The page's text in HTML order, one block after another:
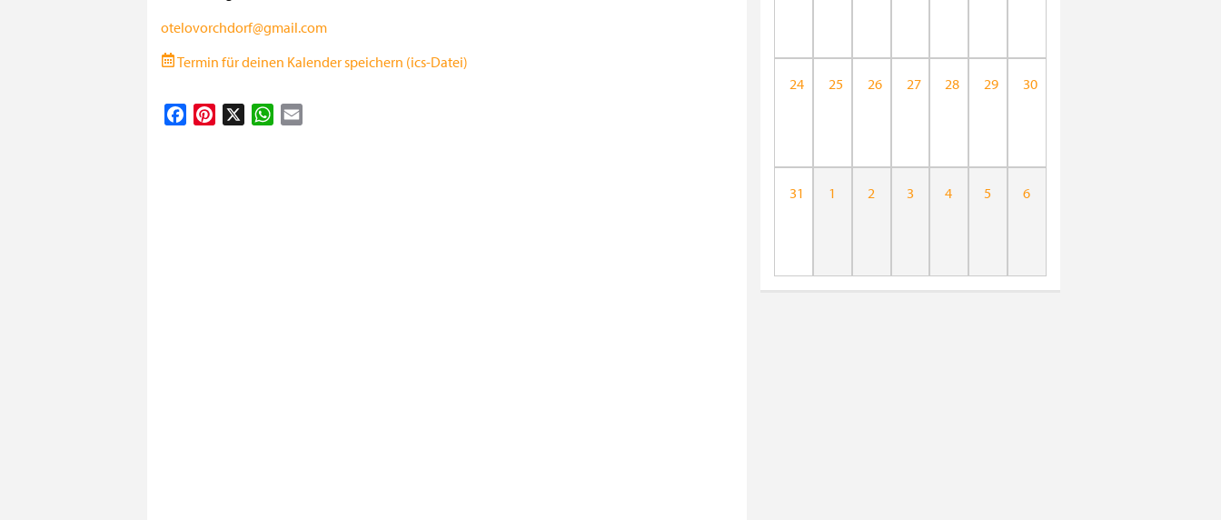
otelovorchdorf@gmail.com
Termin für deinen Kalender speichern (ics-Datei)
FacebookPinterest WhatsApp
24 25 26 27 28 29 30
31 1 2 3 4 5 6